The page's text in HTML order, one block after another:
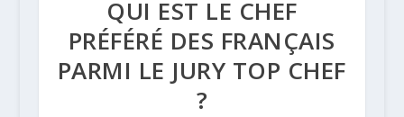
QUI EST LE CHEF
PRÉFÉRÉ DES FRANÇAIS
PARMI LE JURY TOP CHEF
?